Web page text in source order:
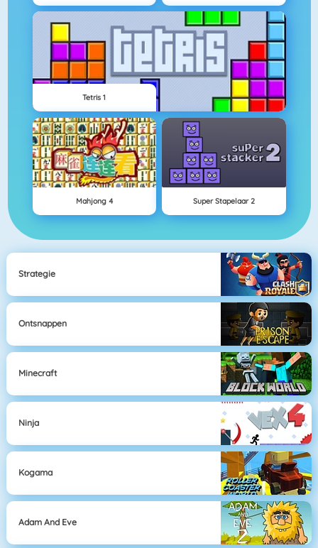
Tetris 1
Mahjong 4 Super Stapelaar 2
Strategie
Ontsnappen
Minecraft
Ninja
Kogama
Adam And Eve